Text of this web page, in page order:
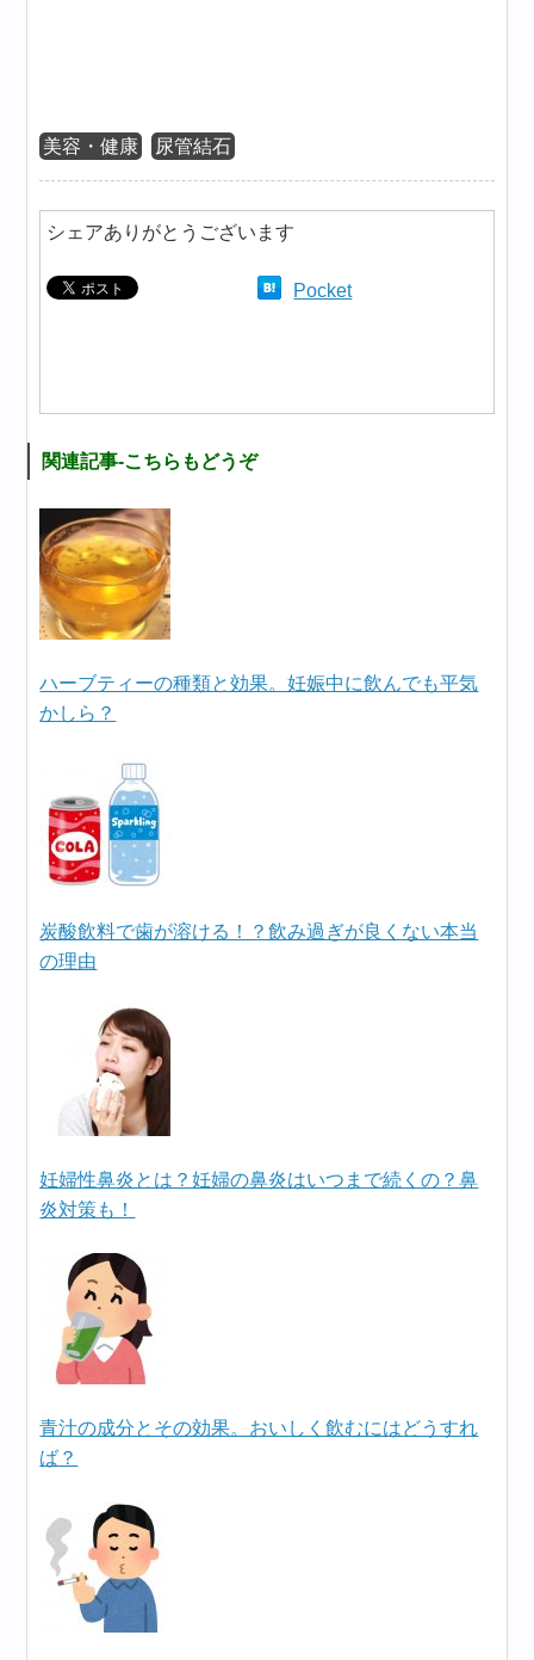
美容・健康 尿管結石
シェアありがとうございます
Pocket
関連記事-こちらもどうぞ
ハーブティーの種類と効果。妊娠中に飲んでも平気
かしら？
炭酸飲料で歯が溶ける！？飲み過ぎが良くない本当
の理由
妊婦性鼻炎とは？妊婦の鼻炎はいつまで続くの？鼻
炎対策も！
青汁の成分とその効果。おいしく飲むにはどうすれ
ば？